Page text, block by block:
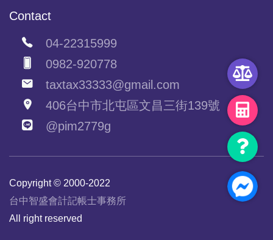
Contact
04-22315999
0982-920778
taxtax33333@gmail.com
406台中市北屯區文昌三街139號
@pim2779g
Copyright © 2000-2022
台中智盛會計記帳士事務所
All right reserved